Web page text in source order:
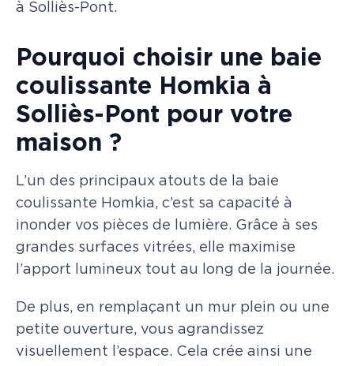
à Solliès-Pont.
Pourquoi choisir une baie
coulissante Homkia à
Solliès-Pont pour votre
maison ?
L’un des principaux atouts de la baie
coulissante Homkia, c’est sa capacité à
inonder vos pièces de lumière. Grâce à ses
grandes surfaces vitrées, elle maximise
l’apport lumineux tout au long de la journée.
De plus, en remplaçant un mur plein ou une
petite ouverture, vous agrandissez
visuellement l’espace. Cela crée ainsi une